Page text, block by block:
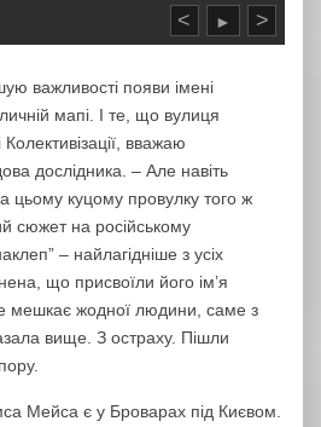
< ► >
важливості появи імені
мапі. І те, що вулиця
вважаю
дослідника. – Але навіть
цьому куцому провулку того ж
сюжет на російському
– найлагідніше з усіх
що присвоїли його ім’я
мешкає жодної людини, саме з
вище. З остраху. Пішли
Мейса є у Броварах під Києвом.